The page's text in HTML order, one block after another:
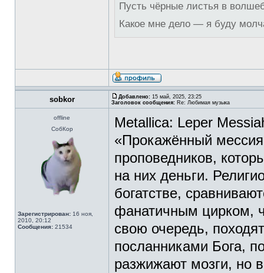
Пусть чёрные листья в
Какое мне дело — я буду
sobkor Добавлено: 15 май, 2025, 23:25
Заголовок сообщения: Re: Любимая музыка
offline
СобКор
Зарегистрирован: 16 ноя,
2010, 20:12
Сообщения: 21534
Metallica: Leper
«Прокажённый
проповедников,
на них деньги.
богатстве,
фанатичным цирком,
свою очередь,
посланниками Бога,
разжижают мозги, но